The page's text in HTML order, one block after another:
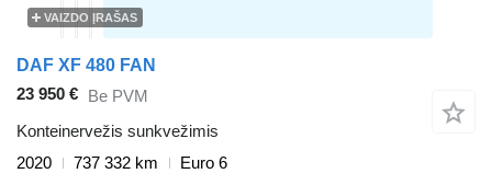
VAIZDO ĮRAŠAS
DAF XF 480 FAN
23 950 € Be PVM
Konteinervežis sunkvežimis
2020
737 332 km
Euro 6